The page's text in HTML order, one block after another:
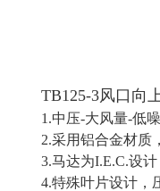
TB125-3风口向
1.中压-大风量-低
2.采用铝合金材质
3.马达为I.E.C.设
4.特殊叶片设计，